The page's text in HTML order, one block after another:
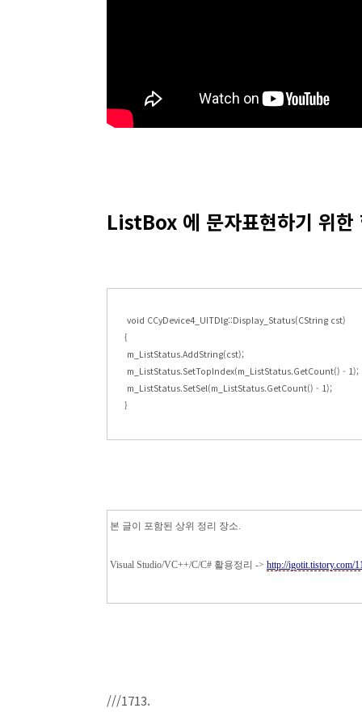
ListBox 에 문자표현하기 위
void CCyDevice4_UITDlg::Display_Status(CString cst)
{
m_ListStatus.AddString(cst);
m_ListStatus.SetTopIndex(m_ListStatus.GetCount() - 1);
m_ListStatus.SetSel(m_ListStatus.GetCount() - 1);
}
본 글이 포함된 상위 정리 장소.
Visual Studio/VC++/C/C# 활용정리 -> http://igotit.tistory.com/
///1713.